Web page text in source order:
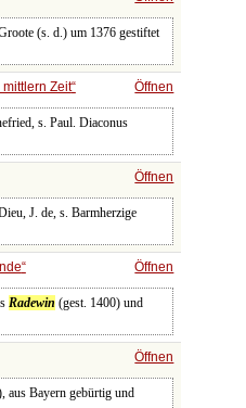
(s. d.) um 1376 gestiftet
Zeit Öffnen
s. Paul. Diaconus
Öffnen
J. de, s. Barmherzige
Öffnen
Radewin (gest. 1400) und
Öffnen
aus Bayern gebürtig und